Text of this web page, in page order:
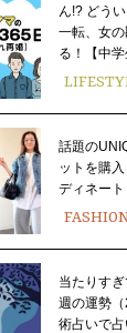
ん!? どう
一転、女
る！【中
話題の
ットを購
ディネート
当たりす
週の運勢
術占いで